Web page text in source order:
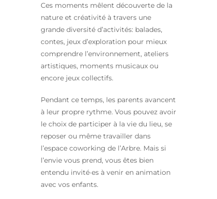
Ces moments mêlent découverte de la
nature et créativité à travers une
grande diversité d’activités: balades,
contes, jeux d’exploration pour mieux
comprendre l’environnement, ateliers
artistiques, moments musicaux ou
encore jeux collectifs.
Pendant ce temps, les parents avancent
à leur propre rythme. Vous pouvez avoir
le choix de participer à la vie du lieu, se
reposer ou même travailler dans
l’espace coworking de l’Arbre. Mais si
l’envie vous prend, vous êtes bien
entendu invité·es à venir en animation
avec vos enfants.